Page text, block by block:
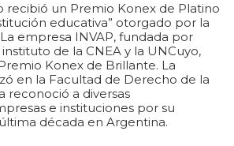
recibió un Premio Konex de Platino
educativa” otorgado por la
empresa INVAP, fundada por
de la CNEA y la UNCuyo,
Konex de Brillante. La
en la Facultad de Derecho de la
reconoció a diversas
e instituciones por su
década en Argentina.